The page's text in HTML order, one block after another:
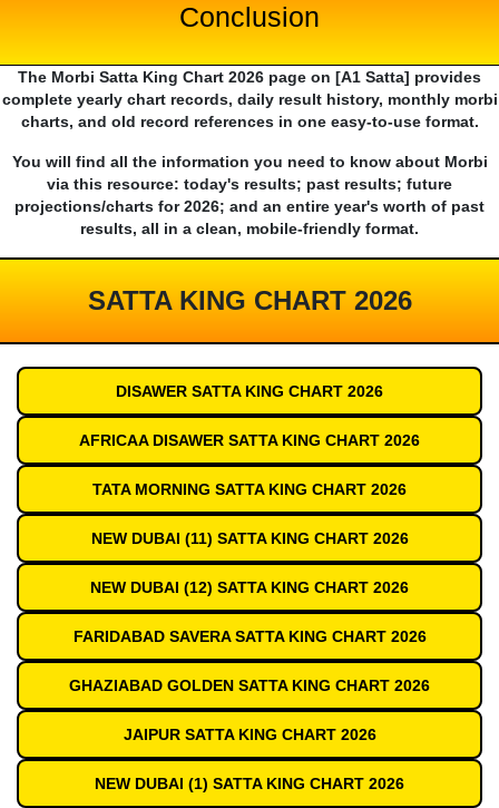
Conclusion
The Morbi Satta King Chart 2026 page on [A1 Satta] provides
complete yearly chart records, daily result history, monthly morbi
charts, and old record references in one easy-to-use format.
You will find all the information you need to know about Morbi
via this resource: today's results; past results; future
projections/charts for 2026; and an entire year's worth of past
results, all in a clean, mobile-friendly format.
SATTA KING CHART 2026
DISAWER SATTA KING CHART 2026
AFRICAA DISAWER SATTA KING CHART 2026
TATA MORNING SATTA KING CHART 2026
NEW DUBAI (11) SATTA KING CHART 2026
NEW DUBAI (12) SATTA KING CHART 2026
FARIDABAD SAVERA SATTA KING CHART 2026
GHAZIABAD GOLDEN SATTA KING CHART 2026
JAIPUR SATTA KING CHART 2026
NEW DUBAI (1) SATTA KING CHART 2026